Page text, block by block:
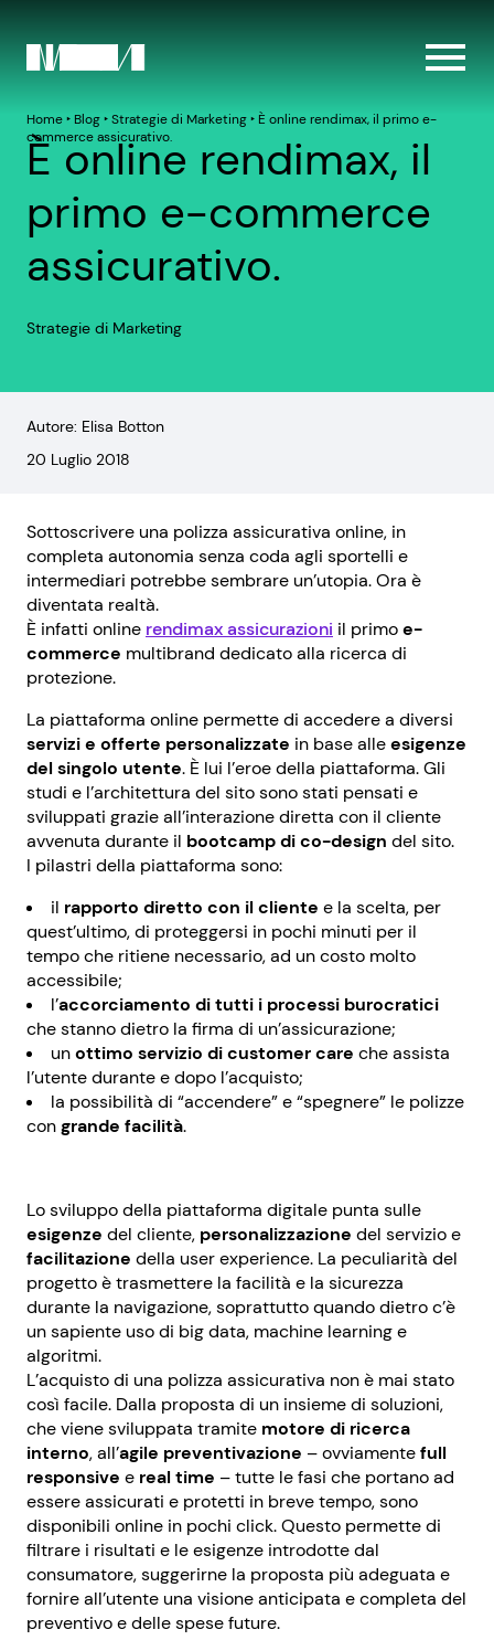
Home‣ Blog‣Strategie di Marketing‣ È online rendimax, il primo e-
commerce assicurativo.
È online rendimax, il
primo e-commerce
assicurativo.
Strategie di Marketing
Autore: Elisa Botton
20 Luglio 2018
Sottoscrivere una polizza assicurativa online, in
completa autonomia senza coda agli sportelli e
intermediari potrebbe sembrare un’utopia. Ora è
diventata realtà.
È infatti online rendimax assicurazioni il primoe-
commerce multibrand dedicato alla ricerca di
protezione.
La piattaforma online permette di accedere a diversi
servizi e offerte personalizzate in base alleesigenze
del singolo utente. È lui l’eroe della piattaforma. Gli
studi e l’architettura del sito sono stati pensati e
sviluppati grazie all’interazione diretta con il cliente
avvenuta durante il bootcamp di co-design del sito.
I pilastri della piattaforma sono:
il rapporto diretto con il cliente e la scelta, per
quest’ultimo, di proteggersi in pochi minuti per il
tempo che ritiene necessario, ad un costo molto
accessibile;
l’accorciamento di tutti i processi burocratici
che stanno dietro la firma di un’assicurazione;
unottimo servizio di customer care che assista
l’utente durante e dopo l’acquisto;
la possibilità di “accendere” e “spegnere” le polizze
congrande facilità.
Lo sviluppo della piattaforma digitale punta sulle
esigenze del cliente, personalizzazione del servizio e
facilitazione della user experience. La peculiarità del
progetto è trasmettere la facilità e la sicurezza
durante la navigazione, soprattutto quando dietro c’è
un sapiente uso di big data, machine learning e
algoritmi.
L’acquisto di una polizza assicurativa non è mai stato
così facile. Dalla proposta di un insieme di soluzioni,
che viene sviluppata tramite motore di ricerca
interno, all’agile preventivazione – ovviamentefull
responsive e real time – tutte le fasi che portano ad
essere assicurati e protetti in breve tempo, sono
disponibili online in pochi click. Questo permette di
filtrare i risultati e le esigenze introdotte dal
consumatore, suggerirne la proposta più adeguata e
fornire all’utente una visione anticipata e completa del
preventivo e delle spese future.